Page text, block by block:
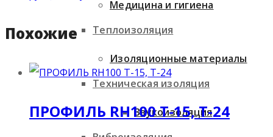
Теплоизоляция
Техническая изоляция
Медицина и гигиена
Изоляционные материалы
Звукоизоляция
Похожие
ПРОФИЛЬ RH100 T-15, T-24